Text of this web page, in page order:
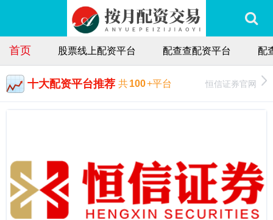
首页 股票线上配资平台 配查查配资平台 配
十大配资平台推荐 共100+平台 恒信证券官网